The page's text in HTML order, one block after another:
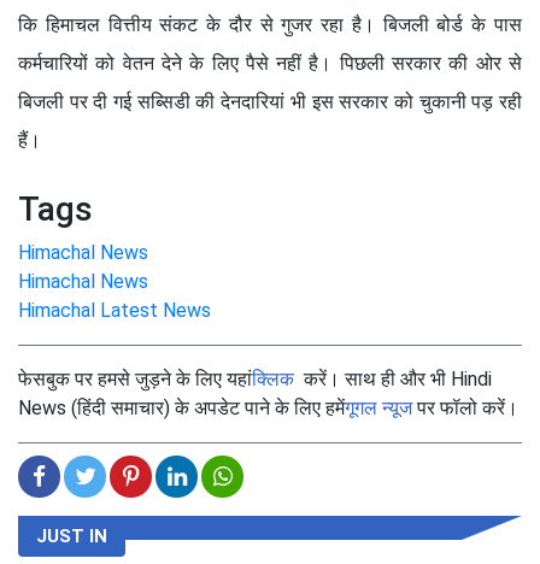
कि हिमाचल वित्तीय संकट के दौर से गुजर रहा है। बिजली बोर्ड के पास
कर्मचारियों को वेतन देने के लिए पैसे नहीं है। पिछली सरकार की ओर से
बिजली पर दी गई सब्सिडी की देनदारियां भी इस सरकार को चुकानी पड़ रही
हैं।
Tags
Himachal News
Himachal News
Himachal Latest News
फेसबुक पर हमसे जुड़ने के लिए यहांक्लिककरें। साथ ही और भी Hindi
News (हिंदी समाचार) के अपडेट पाने के लिए हमेंगूगल न्यूजपर फॉलो करें।
JUST IN